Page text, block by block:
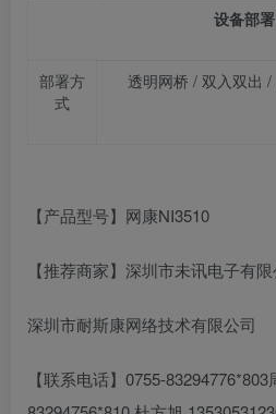
设备部署
部署方
式
透明网桥 / 双入双出 /
【产品型号】网康NI3510
【推荐商家】深圳市未讯电子有
深圳市耐斯康网络技术有限公司
【联系电话】0755-